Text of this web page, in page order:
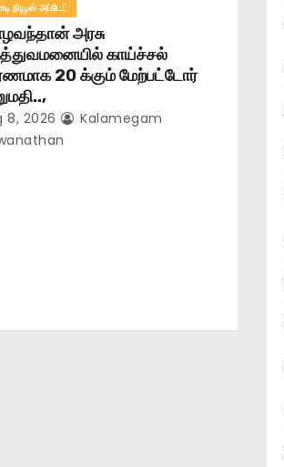
நியூஸ் அப்டேட்
அரசு
காய்ச்சல்
20 க்கும் மேற்பட்டோர்
8, 2026
Kalamegam